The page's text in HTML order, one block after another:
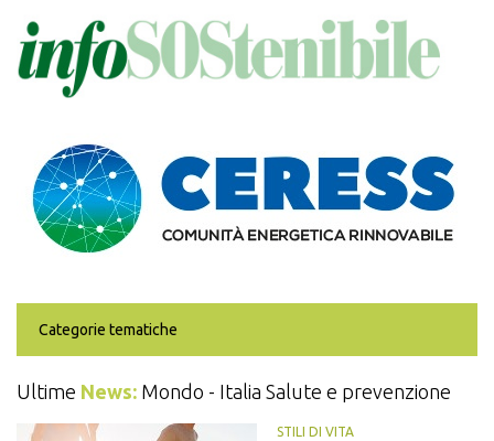
contenuto
principale
Categorie tematiche
Ultime News: Mondo - Italia Salute e prevenzione
STILI DI VITA